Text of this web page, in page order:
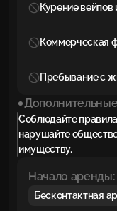
Курение вейпов
Коммерческая
Пребывание с
Соблюдайте
нарушайте
имуществу.
Начало аренды:
Бесконтактная